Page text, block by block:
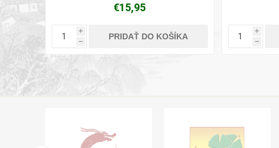
€15,95
i
h
PRIDAŤ DO KOŠÍKA
i
h